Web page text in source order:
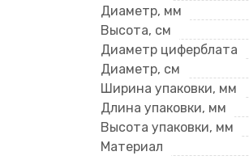
Диаметр, мм
Высота, см
Диаметр циферблата
Диаметр, см
Ширина упаковки, мм
Длина упаковки, мм
Высота упаковки, мм
Материал